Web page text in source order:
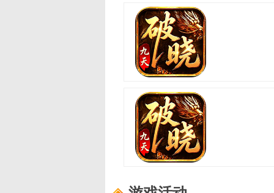
适用范围：新手礼包4
礼包内容：轮回之书*10,功勋证明